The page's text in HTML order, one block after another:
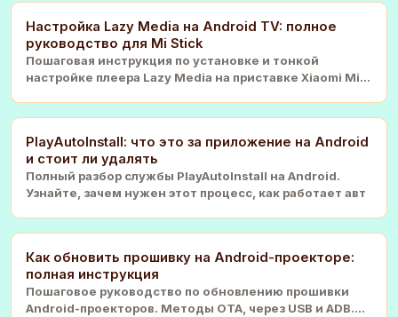
Настройка Lazy Media на Android TV: полное
руководство для Mi Stick
Пошаговая инструкция по установке и тонкой
настройке плеера Lazy Media на приставке Xiaomi Mi
PlayAutoInstall: что это за приложение на Android
и стоит ли удалять
Полный разбор службы PlayAutoInstall на Android.
Узнайте, зачем нужен этот процесс, как работает авт
Как обновить прошивку на Android-проекторе:
полная инструкция
Пошаговое руководство по обновлению прошивки
Android-проекторов. Методы OTA, через USB и ADB.